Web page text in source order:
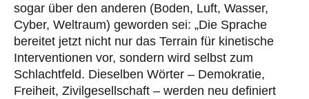
sogar über den anderen (Boden, Luft, Wasser,
Cyber, Weltraum) geworden sei: „Die Sprache
bereitet jetzt nicht nur das Terrain für kinetische
Interventionen vor, sondern wird selbst zum
Schlachtfeld. Dieselben Wörter – Demokratie,
Freiheit, Zivilgesellschaft – werden neu definiert